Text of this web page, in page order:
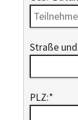
Straße
PLZ:*